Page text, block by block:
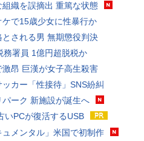
組織を誤摘出 重篤な状態
ケで15歳少女に性暴行か
とされる男 無期懲役判決
務署員 1億円超脱税か
激昂 巨漢が女子高生殺害
ッカー「性接待」SNS紛糾
パーク 新施設が誕生へ
いPCが復活するUSB
ュメンタル」米国で初制作